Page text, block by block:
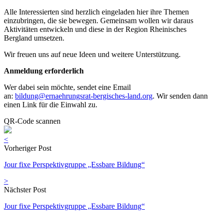
Alle Interessierten sind herzlich eingeladen hier ihre Themen
einzubringen, die sie bewegen. Gemeinsam wollen wir daraus
Aktivitäten entwickeln und diese in der Region Rheinisches
Bergland umsetzen.
Wir freuen uns auf neue Ideen und weitere Unterstützung.
Anmeldung erforderlich
Wer dabei sein möchte, sendet eine Email
an: bildung@ernaehrungsrat-bergisches-land.org. Wir senden dann
einen Link für die Einwahl zu.
QR-Code scannen
<
Vorheriger Post
Jour fixe Perspektivgruppe „Essbare Bildung“
>
Nächster Post
Jour fixe Perspektivgruppe „Essbare Bildung“